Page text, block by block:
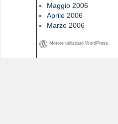
Maggio 2006
Aprile 2006
Marzo 2006
Motore utilizzato WordPress.